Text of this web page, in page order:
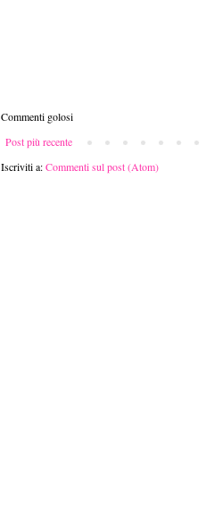
Commenti golosi
Post più recente
Iscriviti a:Commenti sul post (Atom)